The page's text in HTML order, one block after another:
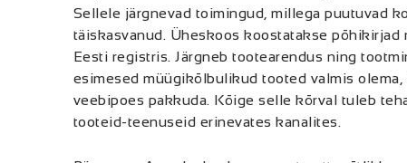
Sellele järgnevad toimingud, millega puutuvad
täiskasvanud. Üheskoos koostatakse
Eesti registris. Järgneb tootearendus ning
esimesed müügikõlbulikud tooted valmis
veebipoes pakkuda. Kõige selle kõrval tuleb
tooteid-teenuseid erinevates kanalites.